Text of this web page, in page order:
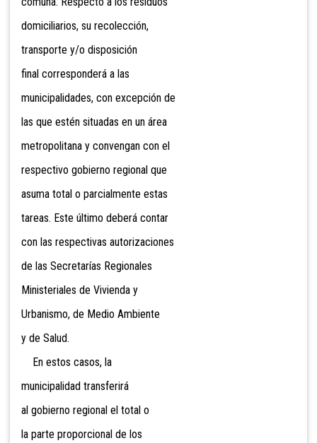
domiciliarios, su recolección,
transporte y/o disposición
final corresponderá a las
municipalidades, con excepción de
las que estén situadas en un área
metropolitana y convengan con el
respectivo gobierno regional que
asuma total o parcialmente estas
tareas. Este último deberá contar
con las respectivas autorizaciones
de las Secretarías Regionales
Ministeriales de Vivienda y
Urbanismo, de Medio Ambiente
y de Salud.
En estos casos, la
municipalidad transferirá
al gobierno regional el total o
la parte proporcional de los